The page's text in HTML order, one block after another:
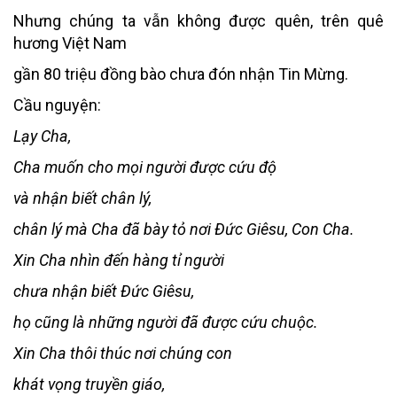
Nhưng chúng ta vẫn không được quên, trên quê
hương Việt Nam
gần 80 triệu đồng bào chưa đón nhận Tin Mừng.
Cầu nguyện:
Lạy Cha,
Cha muốn cho mọi người được cứu độ
và nhận biết chân lý,
chân lý mà Cha đã bày tỏ nơi Ðức Giêsu, Con Cha.
Xin Cha nhìn đến hàng tỉ người
chưa nhận biết Ðức Giêsu,
họ cũng là những người đã được cứu chuộc.
Xin Cha thôi thúc nơi chúng con
khát vọng truyền giáo,